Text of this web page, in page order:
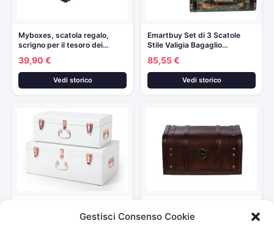
Gestisci Consenso Cookie
Myboxes, scatola regalo,
scrigno per il tesoro dei…
39,90 €
Vedi storico
Emartbuy Set di 3 Scatole
Stile Valigia Bagaglio…
85,55 €
Vedi storico
aspetto antico,…